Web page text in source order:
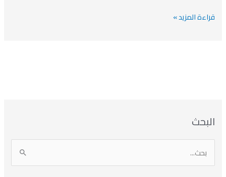
قراءة المزيد »
البحث
ل
ل
ش
ص
ف
ل
ش
ل
ن